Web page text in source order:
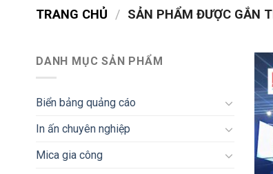
TRANG CHỦ / SẢN PHẨM ĐƯỢC GẮN
DANH MỤC SẢN PHẨM
Biển bảng quảng cáo
In ấn chuyên nghiệp
Mica gia công